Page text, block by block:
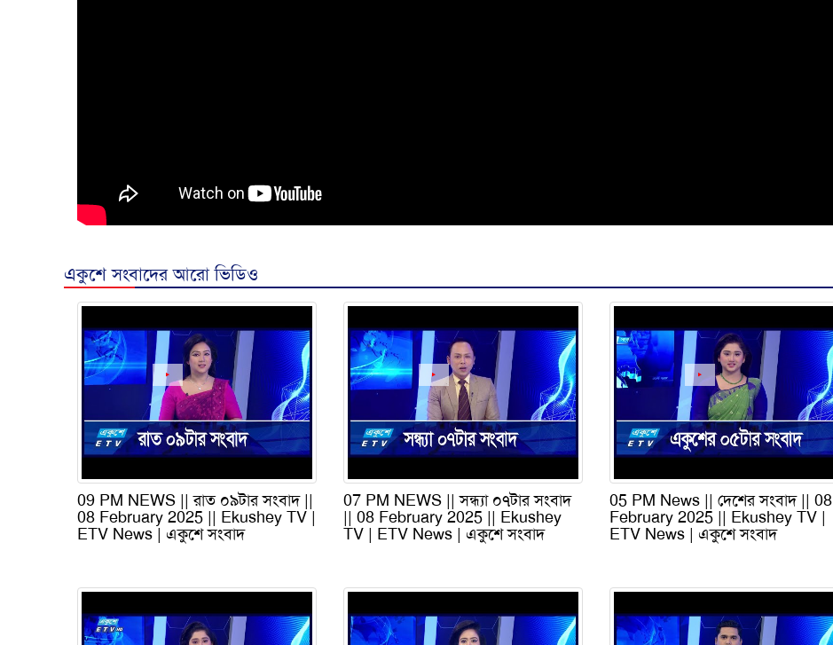
একুশে সংবাদের আরো ভিডিও
09 PM NEWS || রাত ০৯টার সংবাদ ||
08 February 2025 || Ekushey TV |
ETV News | একুশে সংবাদ
07 PM NEWS || সন্ধ্যা ০৭টার সংবাদ
|| 08 February 2025 || Ekushey
TV | ETV News | একুশে সংবাদ
05 PM News || দেশের সংবাদ || 08
February 2025 || Ekushey TV |
ETV News | একুশে সংবাদ